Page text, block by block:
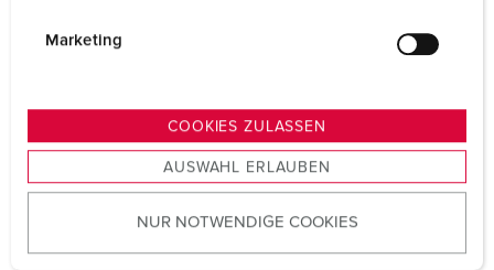
s
u
w
Marketing
COOKIES ZULASSEN
AUSWAHL ERLAUBEN
NUR NOTWENDIGE COOKIES